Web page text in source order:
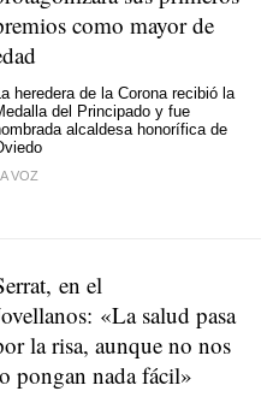
como mayor de
heredera de la Corona recibió la
del Principado y fue
alcaldesa honorífica de
VOZ
en el
«La salud pasa
la risa, aunque no nos
pongan nada fácil»